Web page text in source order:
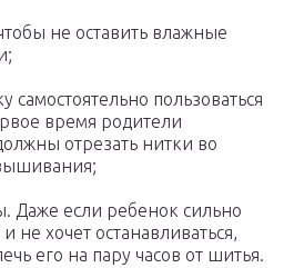
не оставить влажные
самостоятельно пользоваться
время родители
отрезать нитки во
Даже если ребенок сильно
не хочет останавливаться,
его на пару часов от шитья.